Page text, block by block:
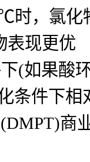
时，氯化
表现更优
(如果酸
条件下
商